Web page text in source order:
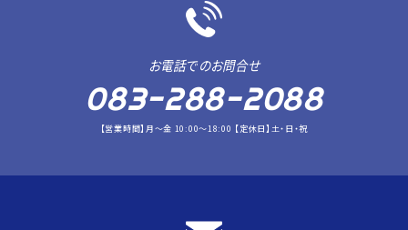
お電話でのお問合せ
083-288-2088
【営業時間】月～金 10:00～18:00 【定休日】土・日・祝